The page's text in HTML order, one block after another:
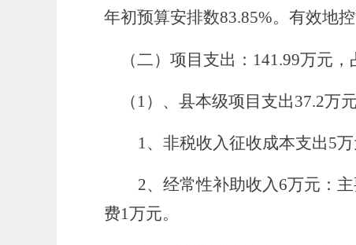
年初预算安排数83.85%。 有效地
（二）项目支出： 141.99万元，
（ 1）、县本级项目支出37.2万
1、非税收入征收成本支出5
2、经常性补助收入6万元：
费1万元。